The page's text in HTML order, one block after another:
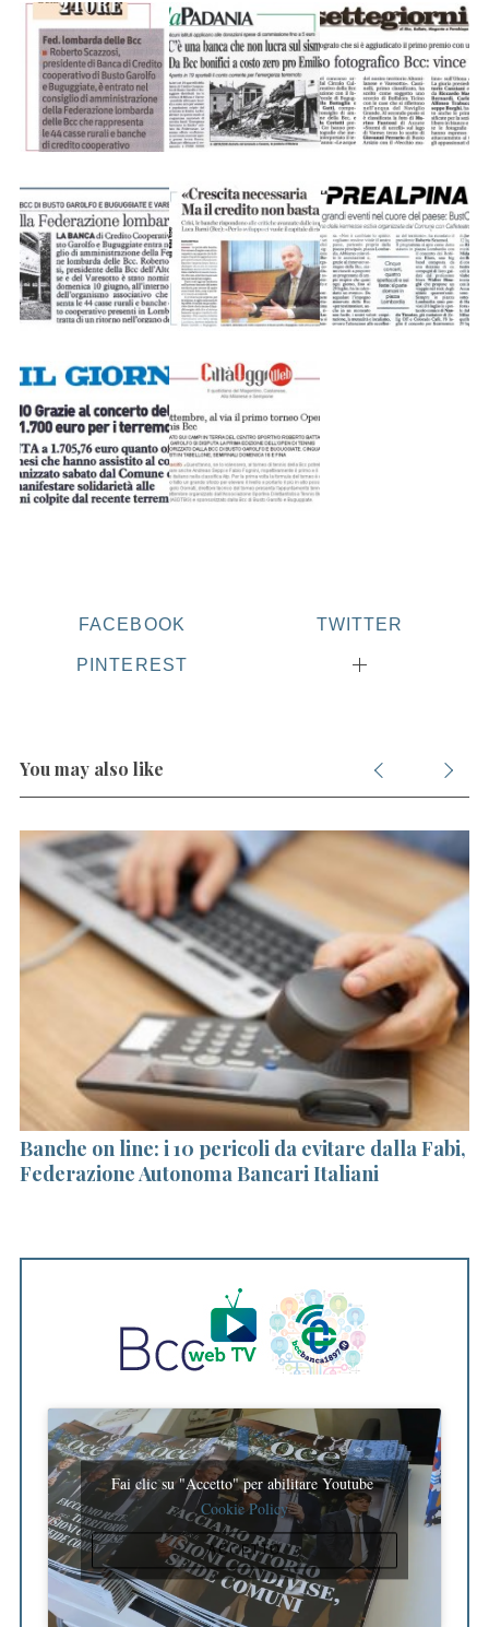
FACEBOOK TWITTER
PINTEREST
You may also like
Banche on line: i 10 pericoli da evitare dalla Fabi,
Federazione Autonoma Bancari Italiani
Fai clic su "Accetto" per abilitare Youtube
Cookie Policy
ACCETTO
f
o
r
: